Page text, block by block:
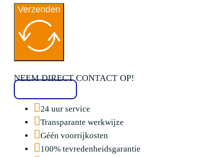
Verzenden
NEEM DIRECT CONTACT OP!
24 uur service
Transparante werkwijze
Géén voorrijkosten
100% tevredenheidsgarantie